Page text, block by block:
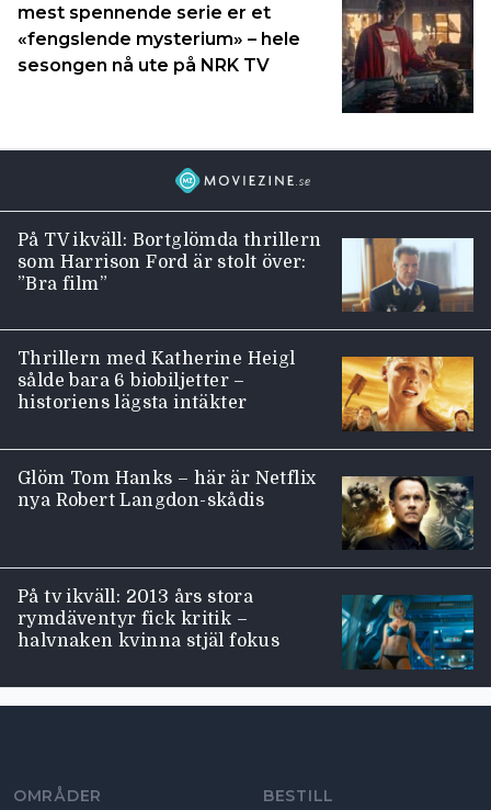
mest spennende serie er et
«fengslende mysterium» – hele
sesongen nå ute på NRK TV
På TV ikväll: Bortglömda thrillern
som Harrison Ford är stolt över:
”Bra film”
Thrillern med Katherine Heigl
sålde bara 6 biobiljetter –
historiens lägsta intäkter
Glöm Tom Hanks – här är Netflix
nya Robert Langdon-skådis
På tv ikväll: 2013 års stora
rymdäventyr fick kritik –
halvnaken kvinna stjäl fokus
OMRÅDER BESTILL